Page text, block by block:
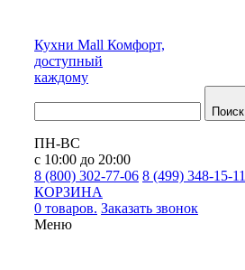
Кухни Mall Комфорт,
доступный
каждому
Поиск
ПН-ВС
с 10:00 до 20:00
8 (800) 302-77-06 8 (499) 348-15-11
КОРЗИНА
0 товаров. Заказать звонок
Меню